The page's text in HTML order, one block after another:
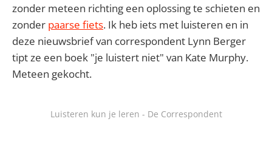
zonder meteen richting een oplossing te schieten en
zonder paarse fiets. Ik heb iets met luisteren en in
deze nieuwsbrief van correspondent Lynn Berger
tipt ze een boek "je luistert niet" van Kate Murphy.
Meteen gekocht.
Luisteren kun je leren - De Correspondent